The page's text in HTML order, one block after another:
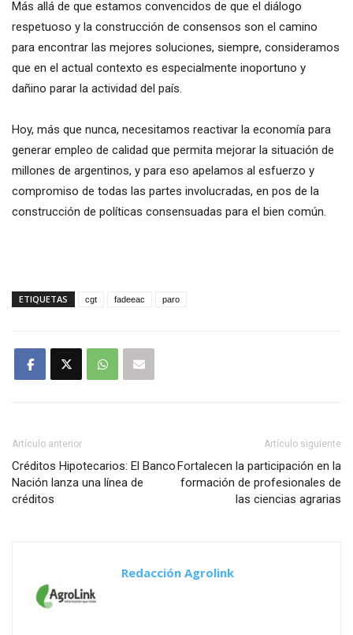
Más allá de que estamos convencidos de que el diálogo
respetuoso y la construcción de consensos son el camino
para encontrar las mejores soluciones, siempre, consideramos
que en el actual contexto es especialmente inoportuno y
dañino parar la actividad del país.
Hoy, más que nunca, necesitamos reactivar la economía para
generar empleo de calidad que permita mejorar la situación de
millones de argentinos, y para eso apelamos al esfuerzo y
compromiso de todas las partes involucradas, en pos de la
construcción de políticas consensuadas para el bien común.
ETIQUETAS cgt fadeeac paro
Artículo anterior
Créditos Hipotecarios: El Banco
Nación lanza una línea de
créditos
Artículo siguiente
Fortalecen la participación en la
formación de profesionales de
las ciencias agrarias
Redacción Agrolink